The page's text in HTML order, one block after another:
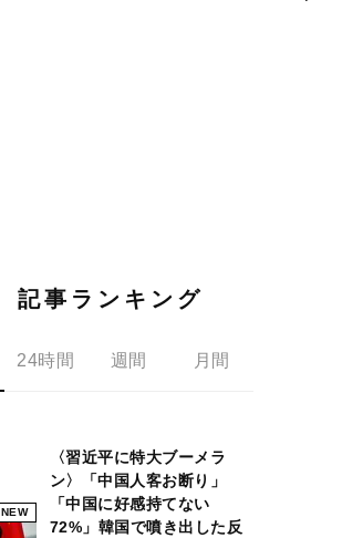
記事ランキング
24時間 週間 月間
NEW
〈習近平に特大ブーメラ
ン〉「中国人客お断り」
「中国に好感持てない
72%」韓国で噴き出した反